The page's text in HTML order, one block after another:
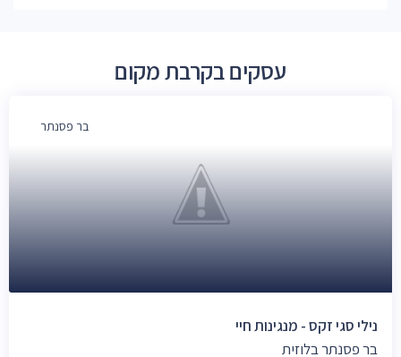
עסקים בקרבת מקום
בר פסנתר
נילי סגי זקס - מנגינות חיי
בר פסנתר בלוזית